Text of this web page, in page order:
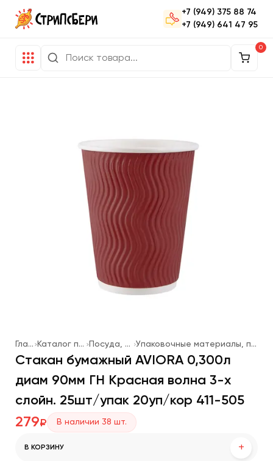
+7 (949) 375 88 74
+7 (949) 641 47 95
0
Главная Каталог продукции Посуда, упаковка Упаковочные материалы, посуда одноразовая
Стакан бумажный AVIORA 0,300л
диам 90мм ГН Красная волна 3-х
слойн. 25шт/упак 20уп/кор 411-505
279₽ В наличии 38 шт.
В КОРЗИНУ +